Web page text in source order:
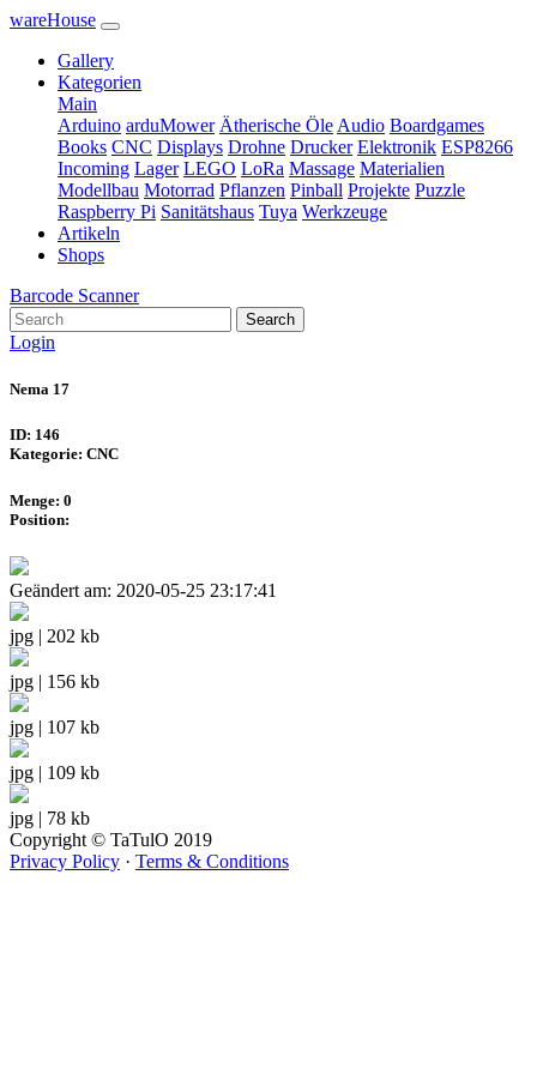
wareHouse
Gallery
Kategorien
Main
Arduino arduMower Ätherische Öle Audio Boardgames
Books CNC Displays Drohne Drucker Elektronik ESP8266
Incoming Lager LEGO LoRa Massage Materialien
Modellbau Motorrad Pflanzen Pinball Projekte Puzzle
Raspberry Pi Sanitätshaus Tuya Werkzeuge
Artikeln
Shops
Barcode Scanner
Search
Login
Nema 17
ID: 146
Kategorie: CNC
Menge: 0
Position:
Geändert am: 2020-05-25 23:17:41
jpg | 202 kb
jpg | 156 kb
jpg | 107 kb
jpg | 109 kb
jpg | 78 kb
Copyright © TaTulO 2019
Privacy Policy · Terms & Conditions